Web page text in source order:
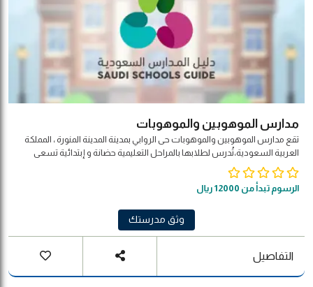
مدارس الموهوبين والموهوبات
تقع مدارس الموهوبين والموهوبات حى الروابي بمدينة المدينة المنورة ، المملكة
العربية السعودية،تُدرس لطلابها بالمراحل التعليمية حضانة و إبتدائية تسعى
المدرسة للأخذ بيد الطالب لاكتساب القيم الإسلامية والعالمية المشتركة ,
والمهارات والمعارف العلمية , ومهارات التفكير والاتصال والتواصل ؛ لإعداد طالب
إيجابي مبدع بأفضل ما تسمح به قدراته , واضح الهدف , يدرك مسؤولياته وفق
الرسوم تبدأ من 12000 ريال
وثق مدرستك
التفاصيل